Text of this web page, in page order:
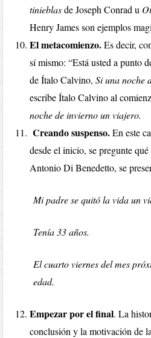
tinieblasde Joseph Conrad u
Henry James son ejemplos
El metacomienzo.Es decir,
sí mismo: “Está usted a punto
de Ítalo Calvino,Si una noche
escribe Ítalo Calvino al
noche de invierno un viajero.
Creando suspenso.En este
desde el inicio, se pregunte qué
Antonio Di Benedetto, se
Mi padre se quitó la vida un
Tenía 33 años.
El cuarto viernes del mes
edad.
Empezar por el final. La
conclusión y la motivación de